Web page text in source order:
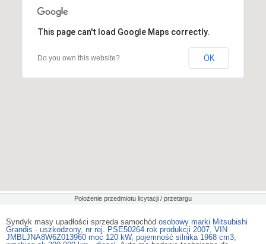
This page can't load Google Maps correctly.
Do you own this website? OK
Położenie przedmiotu licytacji / przetargu
Syndyk masy upadłości sprzeda samochód osobowy marki Mitsubishi
Grandis - uszkodzony, nr rej. PSE50264 rok produkcji 2007, VIN
JMBLJNA8W6Z013960 moc 120 kW, pojemność silnika 1968 cm3,